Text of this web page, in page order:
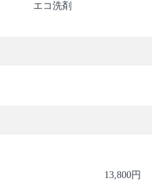
エコ洗剤
13,800円